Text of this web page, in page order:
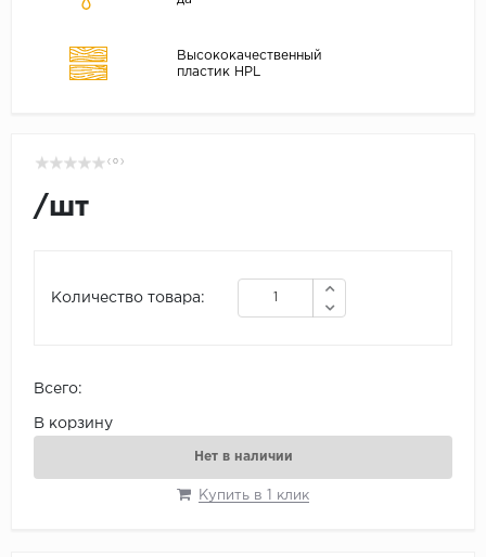
Высококачественный
пластик HPL
( 0 )
/шт
Количество товара:
Всего:
В корзину
Нет в наличии
Купить в 1 клик